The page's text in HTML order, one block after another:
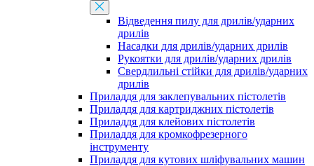
Відведення пилу для дрилів/ударних
дрилів
Насадки для дрилів/ударних дрилів
Рукоятки для дрилів/ударних дрилів
Свердлильні стійки для дрилів/ударних
дрилів
Приладдя для заклепувальних пістолетів
Приладдя для картриджних пістолетів
Приладдя для клейових пістолетів
Приладдя для кромкофрезерного
інструменту
Приладдя для кутових шліфувальних машин